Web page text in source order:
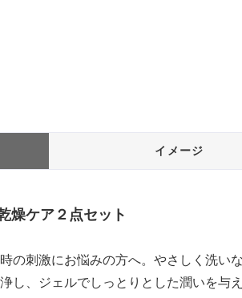
イメージ
燥ケア２点セット
の刺激にお悩みの方へ。やさしく洗い
し、ジェルでしっとりとした潤いを与